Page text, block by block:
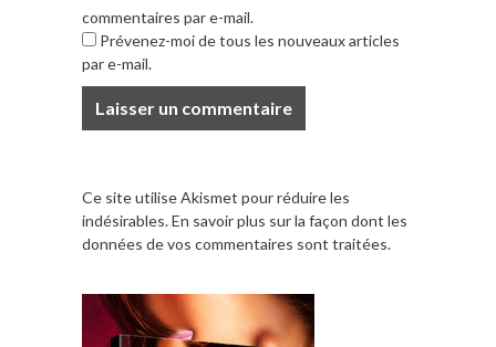
commentaires par e-mail.
Prévenez-moi de tous les nouveaux articles
par e-mail.
Ce site utilise Akismet pour réduire les
indésirables.En savoir plus sur la façon dont les
données de vos commentaires sont traitées.